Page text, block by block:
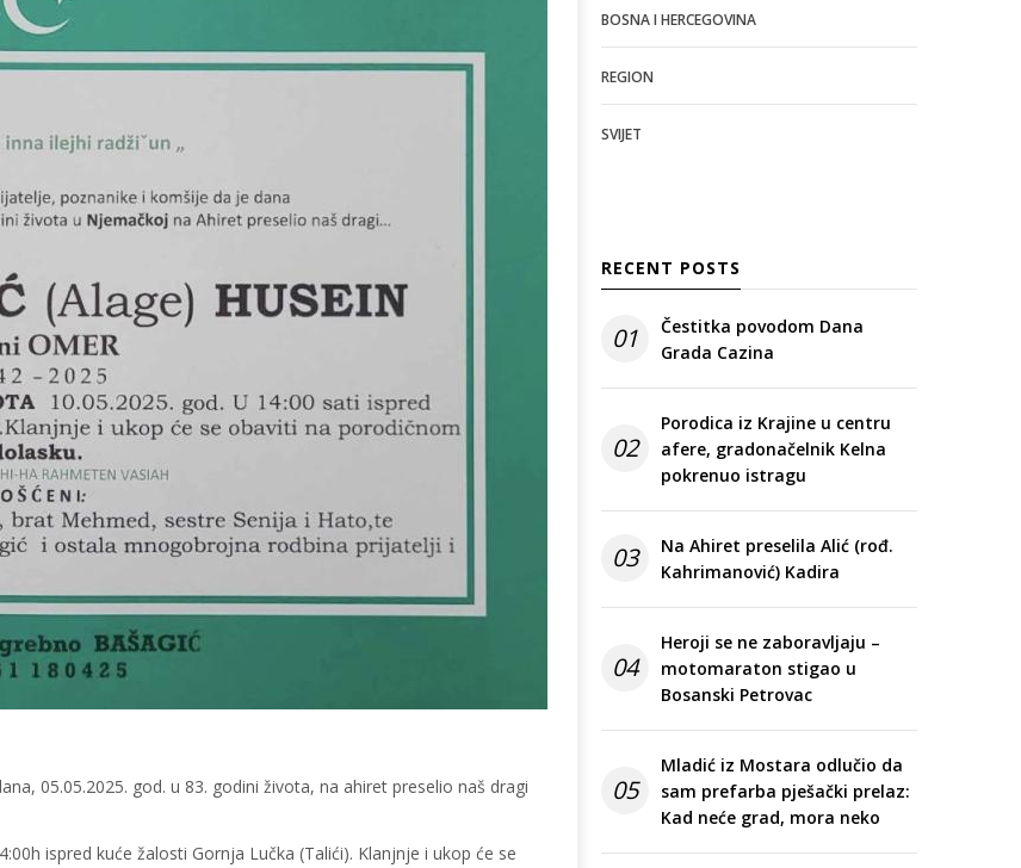
05.05.2025. god. u 83. godini života, na ahiret preselio naš dragi
ispred kuće žalosti Gornja Lučka (Talići). Klanjnje i ukop će se
BOSNA I HERCEGOVINA
REGION
SVIJET
RECENT POSTS
01
Čestitka povodom Dana
Grada Cazina
02
Porodica iz Krajine u centru
afere, gradonačelnik Kelna
pokrenuo istragu
03
Na Ahiret preselila Alić (rođ.
Kahrimanović) Kadira
04
Heroji se ne zaboravljaju –
motomaraton stigao u
Bosanski Petrovac
05
Mladić iz Mostara odlučio da
sam prefarba pješački prelaz:
Kad neće grad, mora neko